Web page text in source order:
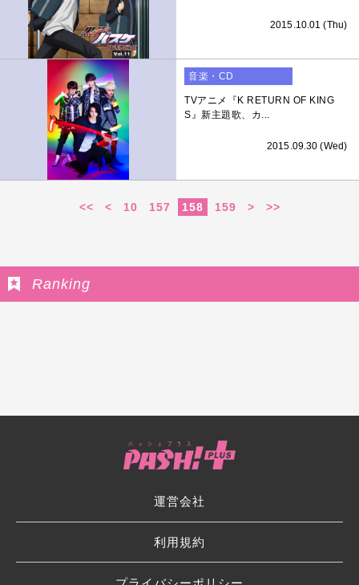
2015.10.01 (Thu)
音楽・CD
TVアニメ『K RETURN OF KING
S』新主題歌、カ...
2015.09.30 (Wed)
<< < 10 157 158 159 > >>
Ranking
運営会社
利用規約